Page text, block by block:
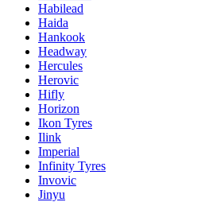
Habilead
Haida
Hankook
Headway
Hercules
Herovic
Hifly
Horizon
Ikon Tyres
Ilink
Imperial
Infinity Tyres
Invovic
Jinyu